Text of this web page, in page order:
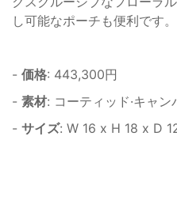
し可能なポーチも便利です。
- 価格: 443,300円
- 素材: コーティッド·キャン
- サイズ: W 16 x H 18 x D